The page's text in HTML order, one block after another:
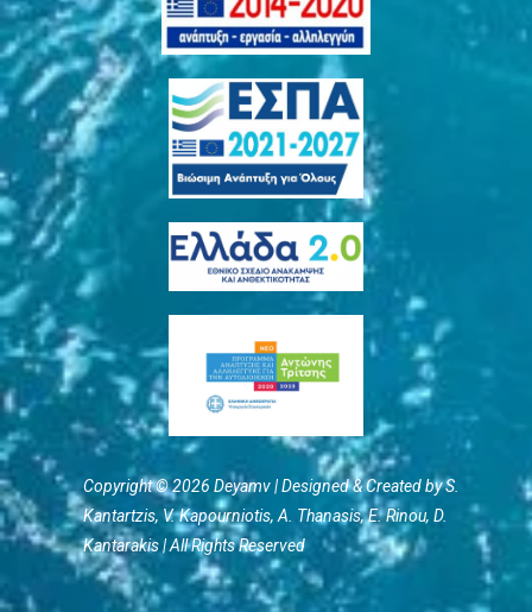
Copyright © 2026 Deyamv | Designed & Created by S.
Kantartzis, V. Kapourniotis, Α. Thanasis, E. Rinou, D.
Kantarakis | All Rights Reserved